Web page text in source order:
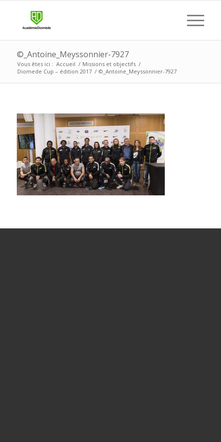
©_Antoine_Meyssonnier-7927
Vous êtes ici : Accueil / Missions et objectifs /
Diomede Cup – édition 2017 / ©_Antoine_Meyssonnier-7927